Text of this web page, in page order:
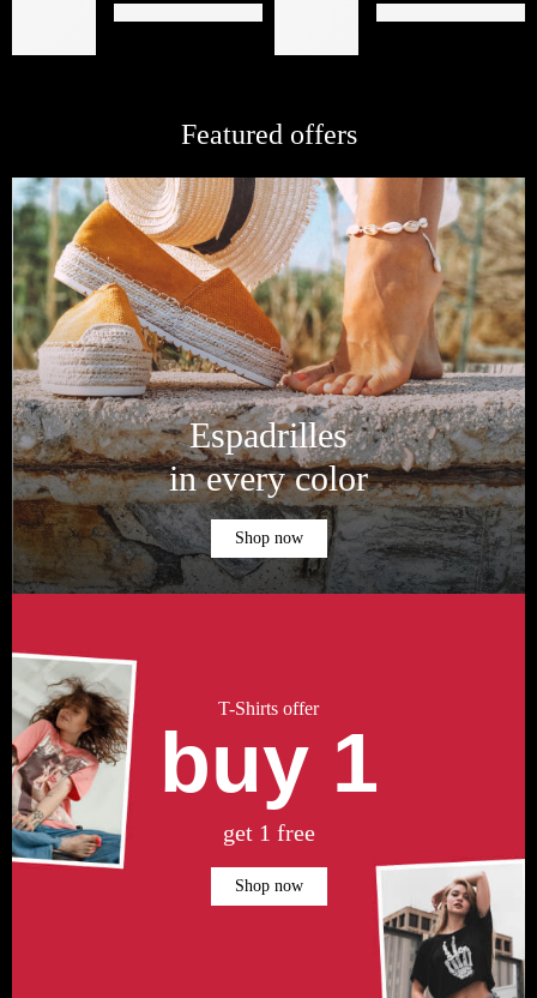
Featured offers
Espadrilles
in every color
Shop now
T-Shirts offer
buy 1
get 1 free
Shop now